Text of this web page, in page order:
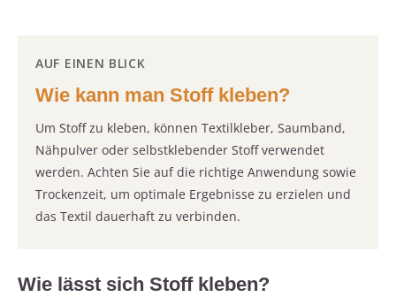
AUF EINEN BLICK
Wie kann man Stoff kleben?
Um Stoff zu kleben, können Textilkleber, Saumband,
Nähpulver oder selbstklebender Stoff verwendet
werden. Achten Sie auf die richtige Anwendung sowie
Trockenzeit, um optimale Ergebnisse zu erzielen und
das Textil dauerhaft zu verbinden.
Wie lässt sich Stoff kleben?